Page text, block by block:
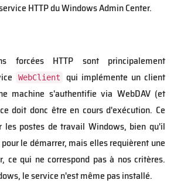
HTTP du Windows Admin Center.
forcées HTTP sont principalement
WebClient
qui implémente un client
machine s'authentifie via WebDAV (et
doit donc être en cours d'exécution. Ce
les postes de travail Windows, bien qu'il
le démarrer, mais elles requièrent une
ce qui ne correspond pas à nos critères.
le service n'est même pas installé.